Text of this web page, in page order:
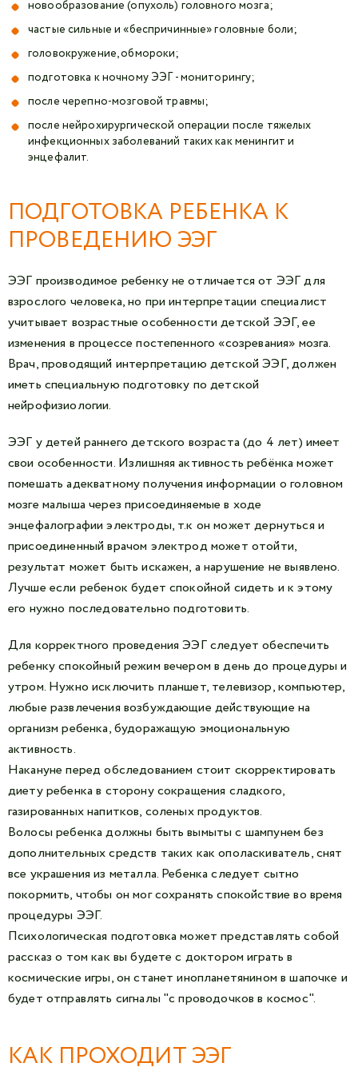
новообразование (опухоль) головного мозга;
частые сильные и «беспричинные» головные боли;
головокружение, обмороки;
подготовка к ночному ЭЭГ - мониторингу;
после черепно-мозговой травмы;
после нейрохирургической операции после тяжелых
инфекционных заболеваний таких как менингит и
энцефалит.
ПОДГОТОВКА РЕБЕНКА К
ПРОВЕДЕНИЮ ЭЭГ
ЭЭГ производимое ребенку не отличается от ЭЭГ для
взрослого человека, но при интерпретации специалист
учитывает возрастные особенности детской ЭЭГ, ее
изменения в процессе постепенного «созревания» мозга.
Врач, проводящий интерпретацию детской ЭЭГ, должен
иметь специальную подготовку по детской
нейрофизиологии.
ЭЭГ у детей раннего детского возраста (до 4 лет) имеет
свои особенности. Излишняя активность ребёнка может
помешать адекватному получения информации о головном
мозге малыша через присоединяемые в ходе
энцефалографии электроды, т.к он может дернуться и
присоединенный врачом электрод может отойти,
результат может быть искажен, а нарушение не выявлено.
Лучше если ребенок будет спокойной сидеть и к этому
его нужно последовательно подготовить.
Для корректного проведения ЭЭГ следует обеспечить
ребенку спокойный режим вечером в день до процедуры и
утром. Нужно исключить планшет, телевизор, компьютер,
любые развлечения возбуждающие действующие на
организм ребенка, будоражащую эмоциональную
активность.
Накануне перед обследованием стоит скорректировать
диету ребенка в сторону сокращения сладкого,
газированных напитков, соленых продуктов.
Волосы ребенка должны быть вымыты с шампунем без
дополнительных средств таких как ополаскиватель, снят
все украшения из металла. Ребенка следует сытно
покормить, чтобы он мог сохранять спокойствие во время
процедуры ЭЭГ.
Психологическая подготовка может представлять собой
рассказ о том как вы будете с доктором играть в
космические игры, он станет инопланетянином в шапочке и
будет отправлять сигналы "с проводочков в космос".
КАК ПРОХОДИТ ЭЭГ